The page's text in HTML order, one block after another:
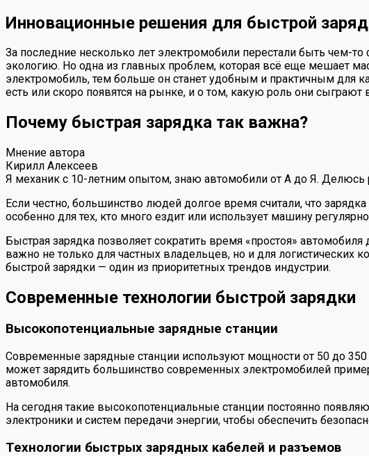
Инновационные решения для быстрой
За последние несколько лет электромобили перестали быть чем-
экологию. Но одна из главных проблем, которая всё еще мешает
электромобиль, тем больше он станет удобным и практичным для
есть или скоро появятся на рынке, и о том, какую роль они сыграют
Почему быстрая зарядка так важна?
Мнение автора
Кирилл Алексеев
Я механик с 10-летним опытом, знаю автомобили от А до Я.
Если честно, большинство людей долгое время считали, что
особенно для тех, кто много ездит или использует машину
Быстрая зарядка позволяет сократить время «простоя»
важно не только для частных владельцев, но и для логистических
быстрой зарядки — один из приоритетных трендов индустрии.
Современные технологии быстрой зарядки
Высокопотенциальные зарядные станции
Современные зарядные станции используют мощности от 50 до
может зарядить большинство современных электромобилей
автомобиля.
На сегодня такие высокопотенциальные станции постоянно
электроники и систем передачи энергии, чтобы обеспечить
Технологии быстрых зарядных кабелей и разъемов